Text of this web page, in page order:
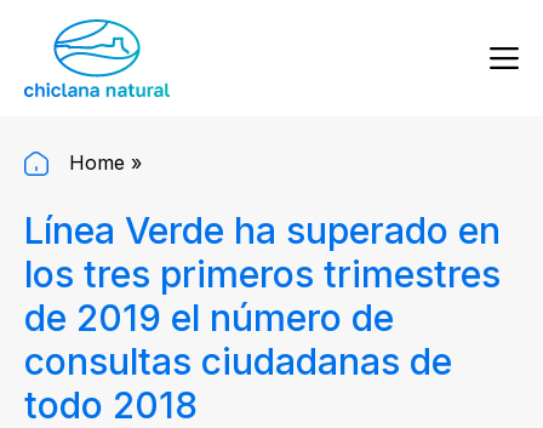
Home »
Línea Verde ha superado en
los tres primeros trimestres
de 2019 el número de
consultas ciudadanas de
todo 2018